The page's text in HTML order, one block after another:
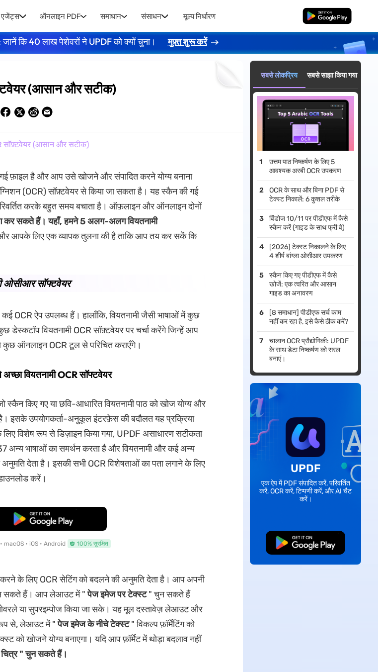
एजेंट्स ऑनलाइन PDF समाधान संसाधन मूल्य निर्धारण मुफ्त डाउनलोड
कि 40 लाख पेशेवरों ने UPDF को क्यों चुना। मुफ़्त शुरू करें
(आसान और सटीक)
सॉफ़्टवेयर (आसान और सटीक)
फ़ाइल है और आप उसे खोजने और संपादित करने योग्य बनाना
(OCR) सॉफ़्टवेयर से किया जा सकता है। यह स्कैन की गई
करके बहुत समय बचाता है। ऑफ़लाइन और ऑनलाइन दोनों
कर सकते हैं। यहाँ, हमने 5 अलग-अलग वियतनामी
आपके लिए एक व्यापक तुलना की है ताकि आप तय कर सकें कि
ओसीआर सॉफ्टवेयर
OCR ऐप उपलब्ध हैं। हालाँकि, वियतनामी जैसी भाषाओं में कुछ
डेस्कटॉप वियतनामी OCR सॉफ़्टवेयर पर चर्चा करेंगे जिन्हें आप
ऑनलाइन OCR टूल से परिचित कराएँगे।
वियतनामी OCR सॉफ्टवेयर
किए गए या छवि-आधारित वियतनामी पाठ को खोज योग्य और
है। इसके उपयोगकर्ता-अनुकूल इंटरफ़ेस की बदौलत यह प्रक्रिया
विशेष रूप से डिज़ाइन किया गया, UPDF असाधारण सटीकता
अन्य भाषाओं का समर्थन करता है और वियतनामी और कई अन्य
देता है। इसकी सभी OCR विशेषताओं का पता लगाने के लिए
करें।
मुफ्त डाउनलोड
macOS • iOS • Android 100% सुरक्षित
के लिए OCR सेटिंग को बदलने की अनुमति देता है। आप अपनी
सकते हैं। आप लेआउट में "पेज इमेज पर टेक्स्ट" चुन सकते हैं
या सुपरइम्पोज किया जा सके। यह मूल दस्तावेज़ लेआउट और
रूप से, लेआउट में "पेज इमेज के नीचे टेक्स्ट" विकल्प फ़ॉर्मेटिंग को
को खोजने योग्य बनाएगा। यदि आप फ़ॉर्मेट में थोड़ा बदलाव नहीं
" चुन सकते हैं।
सबसे लोकप्रिय सबसे साझा किया गया
उत्तम पाठ निष्कर्षण के लिए 5
आवश्यक अरबी OCR उपकरण
OCR के साथ और बिना PDF से
टेक्स्ट निकालें: 6 कुशल तरीके
विंडोज 10/11 पर पीडीएफ में कैसे
स्कैन करें (गाइड के साथ फ्री वे)
[2026] टेक्स्ट निकालने के लिए
4 शीर्ष बांग्ला ओसीआर उपकरण
स्कैन किए गए पीडीएफ में कैसे
खोजें: एक त्वरित और आसान
गाइड का अनावरण
[8 समाधान] पीडीएफ सर्च काम
नहीं कर रहा है, इसे कैसे ठीक करें?
चालान OCR प्रौद्योगिकी: UPDF
के साथ डेटा निष्कर्षण को सरल
बनाएं।
UPDF
एक ऐप में PDF संपादित करें, परिवर्तित
करें, OCR करें, टिप्पणी करें, और AI चैट
करें।
मुफ्त डाउनलोड